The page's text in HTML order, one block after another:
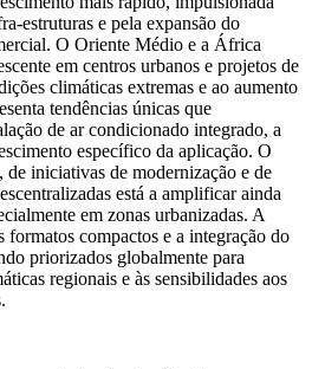
estruturas e pela expansão do
O Oriente Médio e a África
em centros urbanos e projetos de
climáticas extremas e ao aumento
tendências únicas que
de ar condicionado integrado, a
específico da aplicação. O
iniciativas de modernização e de
está a amplificar ainda
em zonas urbanizadas. A
formatos compactos e a integração do
priorizados globalmente para
regionais e às sensibilidades aos